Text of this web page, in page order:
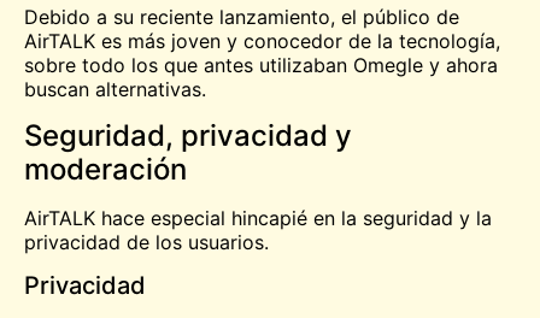
Debido a su reciente lanzamiento, el público de
AirTALK es más joven y conocedor de la tecnología,
sobre todo los que antes utilizaban Omegle y ahora
buscan alternativas.
Seguridad, privacidad y
moderación
AirTALK hace especial hincapié en la seguridad y la
privacidad de los usuarios.
Privacidad